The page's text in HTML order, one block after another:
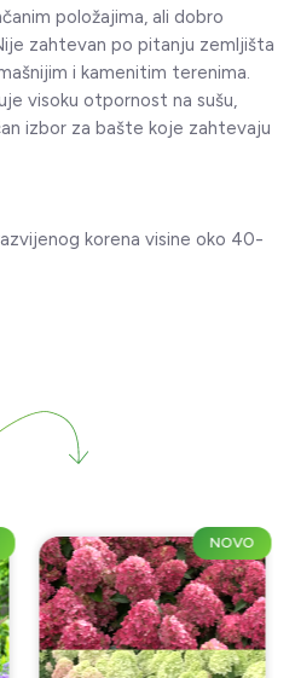
položajima, ali dobro
zahtevan po pitanju zemljišta
i kamenitim terenima.
visoku otpornost na sušu,
izbor za bašte koje zahtevaju
korena visine oko 40-
NOVO